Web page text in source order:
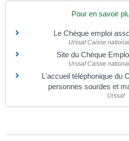
Pour en savoir
Le Chèque emploi
Urssaf Caisse
Site du Chèque
Urssaf Caisse
L'accueil téléphonique du
personnes sourdes et
Urssaf